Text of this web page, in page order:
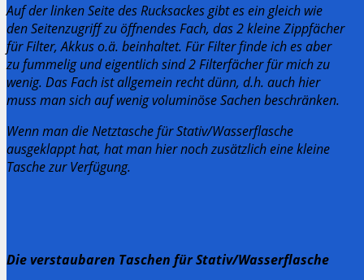
Auf der linken Seite des Rucksackes gibt es ein gleich wie
den Seitenzugriff zu öffnendes Fach, das 2 kleine Zippfächer
für Filter, Akkus o.ä. beinhaltet. Für Filter finde ich es aber
zu fummelig und eigentlich sind 2 Filterfächer für mich zu
wenig. Das Fach ist allgemein recht dünn, d.h. auch hier
muss man sich auf wenig voluminöse Sachen beschränken.
Wenn man die Netztasche für Stativ/Wasserflasche
ausgeklappt hat, hat man hier noch zusätzlich eine kleine
Tasche zur Verfügung.
Die verstaubaren Taschen für Stativ/Wasserflasche